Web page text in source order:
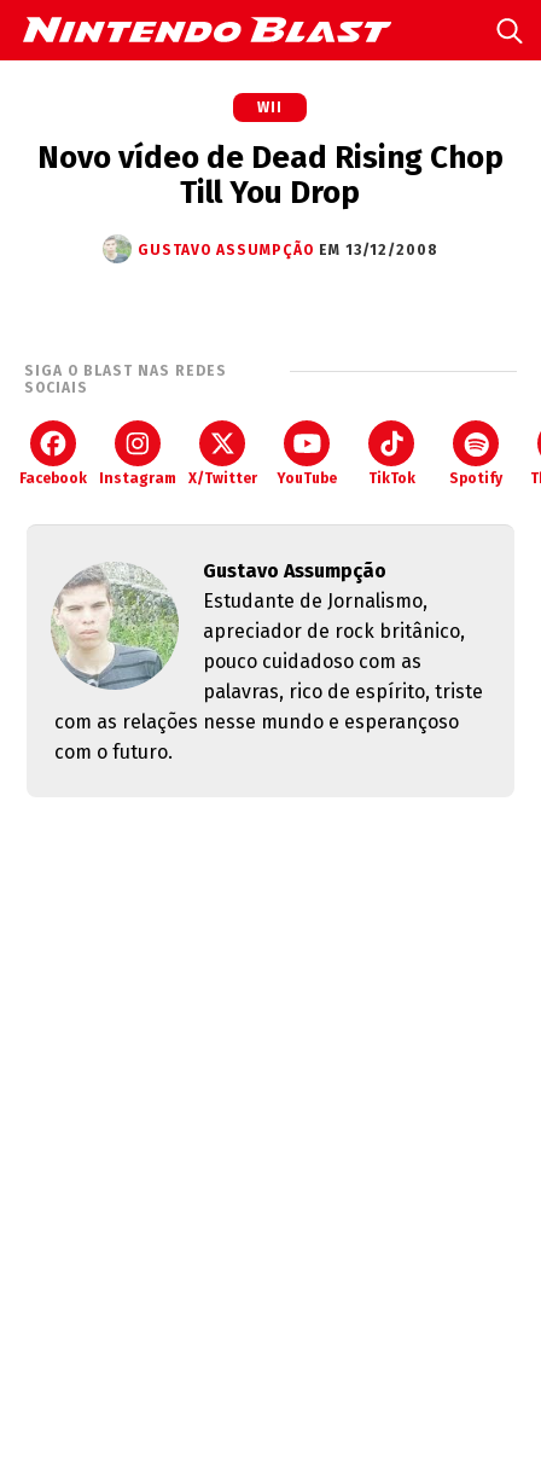
WII
Novo vídeo de Dead Rising Chop
Till You Drop
GUSTAVO ASSUMPÇÃO EM 13/12/2008
SIGA O BLAST NAS REDES
SOCIAIS
Facebook Instagram X/Twitter YouTube TikTok Spotify
Gustavo Assumpção
Estudante de Jornalismo,
apreciador de rock britânico,
pouco cuidadoso com as
palavras, rico de espírito, triste
com as relações nesse mundo e esperançoso
com o futuro.